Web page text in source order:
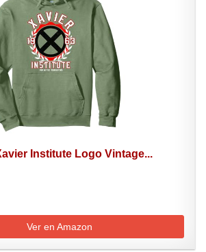
Institute Logo Vintage...
Ver en Amazon